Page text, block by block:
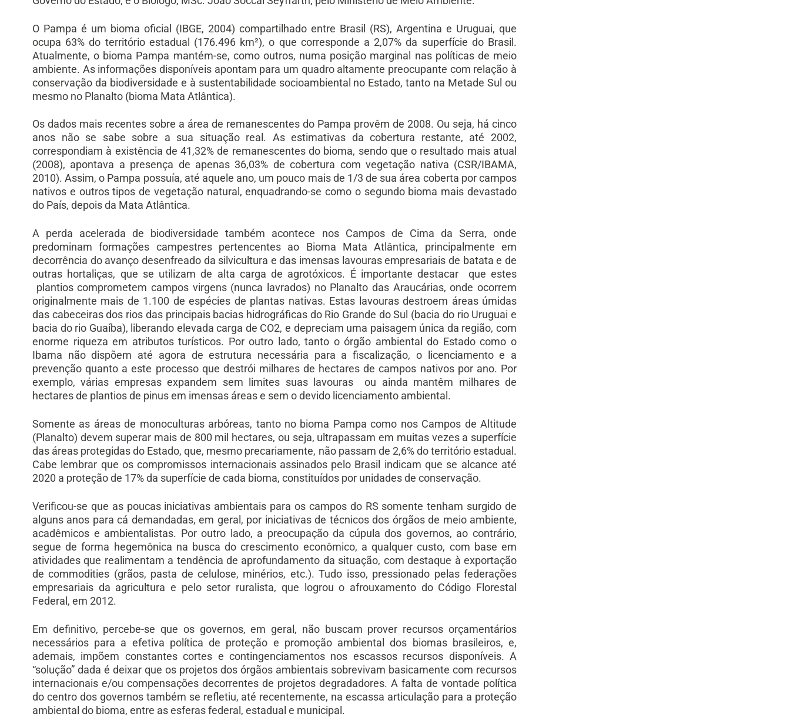
O Pampa é um bioma oficial (IBGE, 2004) compartilhado entre Brasil (RS), Argentina e Uruguai, que
ocupa 63% do território estadual (176.496 km²), o que corresponde a 2,07% da superfície do Brasil.
Atualmente, o bioma Pampa mantém-se, como outros, numa posição marginal nas políticas de meio
ambiente. As informações disponíveis apontam para um quadro altamente preocupante com relação à
conservação da biodiversidade e à sustentabilidade socioambiental no Estado, tanto na Metade Sul ou
mesmo no Planalto (bioma Mata Atlântica).
Os dados mais recentes sobre a área de remanescentes do Pampa provêm de 2008. Ou seja, há cinco
anos não se sabe sobre a sua situação real. As estimativas da cobertura restante, até 2002,
correspondiam à existência de 41,32% de remanescentes do bioma, sendo que o resultado mais atual
(2008), apontava a presença de apenas 36,03% de cobertura com vegetação nativa (CSR/IBAMA,
2010). Assim, o Pampa possuía, até aquele ano, um pouco mais de 1/3 de sua área coberta por campos
nativos e outros tipos de vegetação natural, enquadrando-se como o segundo bioma mais devastado
do País, depois da Mata Atlântica.
A perda acelerada de biodiversidade também acontece nos Campos de Cima da Serra, onde
predominam formações campestres pertencentes ao Bioma Mata Atlântica, principalmente em
decorrência do avanço desenfreado da silvicultura e das imensas lavouras empresariais de batata e de
outras hortaliças, que se utilizam de alta carga de agrotóxicos. É importante destacar que estes
plantios comprometem campos virgens (nunca lavrados) no Planalto das Araucárias, onde ocorrem
originalmente mais de 1.100 de espécies de plantas nativas. Estas lavouras destroem áreas úmidas
das cabeceiras dos rios das principais bacias hidrográficas do Rio Grande do Sul (bacia do rio Uruguai e
bacia do rio Guaíba), liberando elevada carga de CO2, e depreciam uma paisagem única da região, com
enorme riqueza em atributos turísticos. Por outro lado, tanto o órgão ambiental do Estado como o
Ibama não dispõem até agora de estrutura necessária para a fiscalização, o licenciamento e a
prevenção quanto a este processo que destrói milhares de hectares de campos nativos por ano. Por
exemplo, várias empresas expandem sem limites suas lavouras ou ainda mantêm milhares de
hectares de plantios de pinus em imensas áreas e sem o devido licenciamento ambiental.
Somente as áreas de monoculturas arbóreas, tanto no bioma Pampa como nos Campos de Altitude
(Planalto) devem superar mais de 800 mil hectares, ou seja, ultrapassam em muitas vezes a superfície
das áreas protegidas do Estado, que, mesmo precariamente, não passam de 2,6% do território estadual.
Cabe lembrar que os compromissos internacionais assinados pelo Brasil indicam que se alcance até
2020 a proteção de 17% da superfície de cada bioma, constituídos por unidades de conservação.
Verificou-se que as poucas iniciativas ambientais para os campos do RS somente tenham surgido de
alguns anos para cá demandadas, em geral, por iniciativas de técnicos dos órgãos de meio ambiente,
acadêmicos e ambientalistas. Por outro lado, a preocupação da cúpula dos governos, ao contrário,
segue de forma hegemônica na busca do crescimento econômico, a qualquer custo, com base em
atividades que realimentam a tendência de aprofundamento da situação, com destaque à exportação
de commodities (grãos, pasta de celulose, minérios, etc.). Tudo isso, pressionado pelas federações
empresariais da agricultura e pelo setor ruralista, que logrou o afrouxamento do Código Florestal
Federal, em 2012.
Em definitivo, percebe-se que os governos, em geral, não buscam prover recursos orçamentários
necessários para a efetiva política de proteção e promoção ambiental dos biomas brasileiros, e,
ademais, impõem constantes cortes e contingenciamentos nos escassos recursos disponíveis. A
“solução” dada é deixar que os projetos dos órgãos ambientais sobrevivam basicamente com recursos
internacionais e/ou compensações decorrentes de projetos degradadores. A falta de vontade política
do centro dos governos também se refletiu, até recentemente, na escassa articulação para a proteção
ambiental do bioma, entre as esferas federal, estadual e municipal.